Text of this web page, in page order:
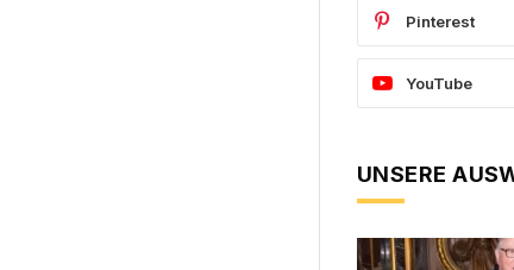
Pinterest
YouTube
UNSERE